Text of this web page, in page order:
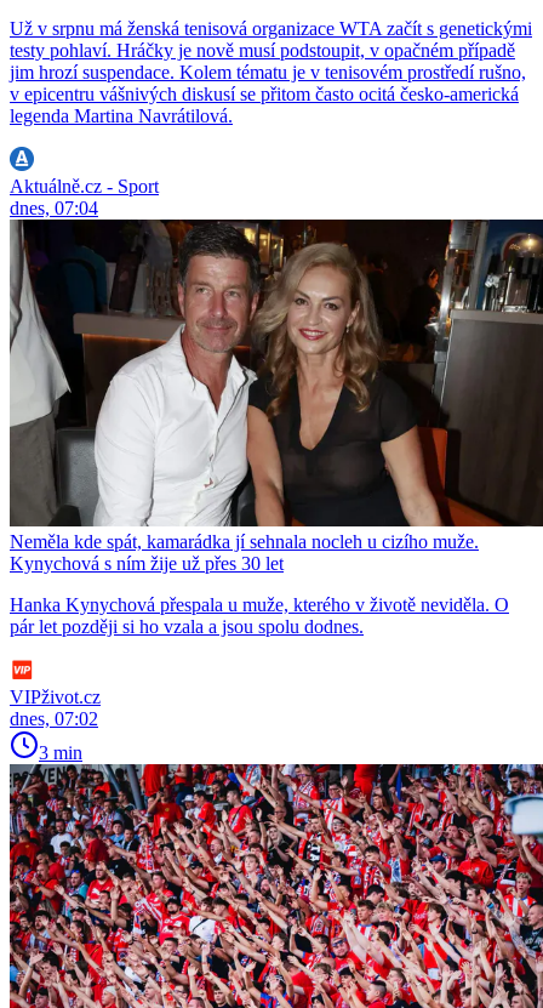
Už v srpnu má ženská tenisová organizace WTA začít s genetickými
testy pohlaví. Hráčky je nově musí podstoupit, v opačném případě
jim hrozí suspendace. Kolem tématu je v tenisovém prostředí rušno,
v epicentru vášnivých diskusí se přitom často ocitá česko-americká
legenda Martina Navrátilová.
Aktuálně.cz - Sport
dnes, 07:04
Neměla kde spát, kamarádka jí sehnala nocleh u cizího muže.
Kynychová s ním žije už přes 30 let
Hanka Kynychová přespala u muže, kterého v životě neviděla. O
pár let později si ho vzala a jsou spolu dodnes.
VIPživot.cz
dnes, 07:02
3 min